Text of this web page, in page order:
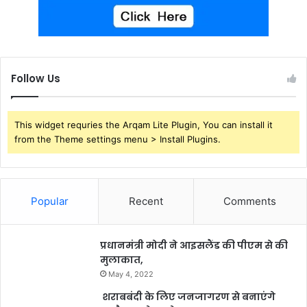
Follow Us
This widget requries the Arqam Lite Plugin, You can install it
from the Theme settings menu > Install Plugins.
Popular Recent Comments
प्रधानमंत्री मोदी ने आइसलैंड की पीएम से की
मुलाकात,
May 4, 2022
शराबबंदी के लिए जनजागरण से बनाएंगे